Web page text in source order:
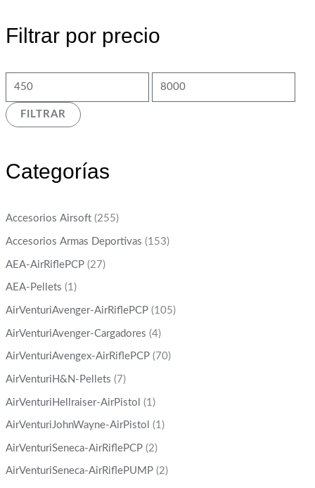
Filtrar por precio
FILTRAR
Categorías
Accesorios Airsoft (255)
Accesorios Armas Deportivas (153)
AEA-AirRiflePCP (27)
AEA-Pellets (1)
AirVenturiAvenger-AirRiflePCP (105)
AirVenturiAvenger-Cargadores (4)
AirVenturiAvengex-AirRiflePCP (70)
AirVenturiH&N-Pellets (7)
AirVenturiHellraiser-AirPistol (1)
AirVenturiJohnWayne-AirPistol (1)
AirVenturiSeneca-AirRiflePCP (2)
AirVenturiSeneca-AirRiflePUMP (2)